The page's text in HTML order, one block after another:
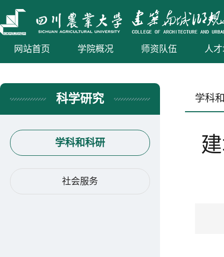
网站首页 学院概况 师资队伍 人
科学研究
学科和科研
社会服务
学科